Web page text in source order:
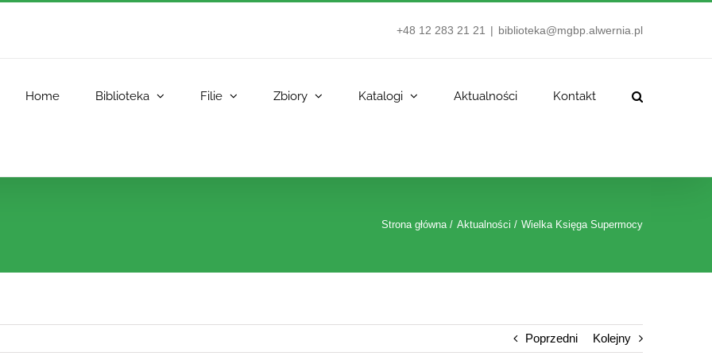
+48 12 283 21 21 | biblioteka@mgbp.alwernia.pl
Home Biblioteka Filie Zbiory Katalogi Aktualności Kontakt
Strona główna Aktualności Wielka Księga Supermocy
Poprzedni Kolejny